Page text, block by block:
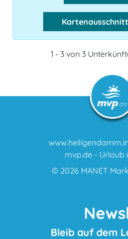
1 - 3 von 3
mvp.de - Urlaub
© 2026 MANET
Bleib auf dem